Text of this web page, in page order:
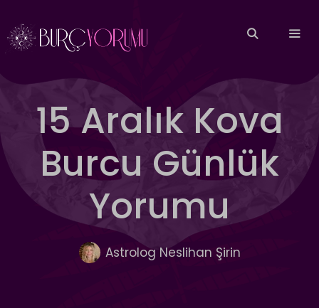
atla
15 Aralık Kova
Burcu Günlük
Yorumu
Astrolog Neslihan Şirin